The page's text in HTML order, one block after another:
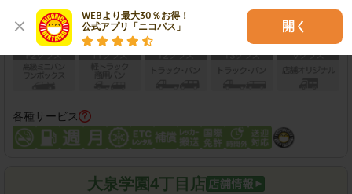
WEBより最大30％お得！
公式アプリ「ニコパス」
開く
各種サービス
大泉学園4丁目店